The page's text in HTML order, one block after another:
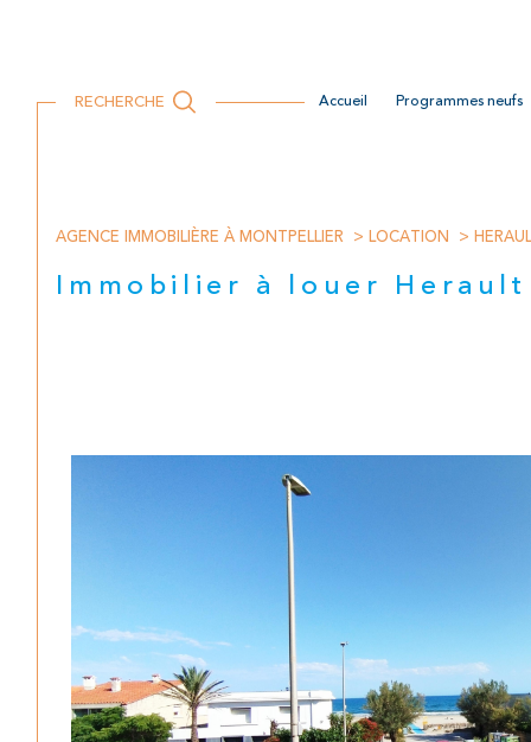
accueil programmes neufs
RECHERCHE
AGENCE IMMOBILIÈRE À MONTPELLIER LOCATION
Immobilier à louer Herault